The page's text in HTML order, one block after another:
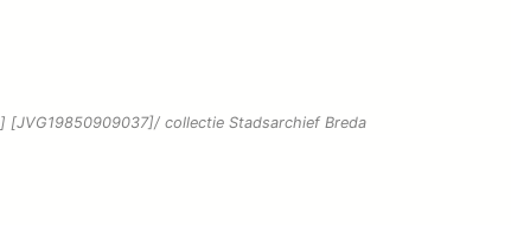
[JVG19850909037]/ collectie Stadsarchief Breda